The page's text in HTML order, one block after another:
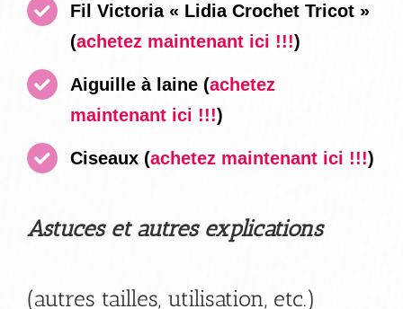
Fil Victoria « Lidia Crochet Tricot »
(achetez maintenant ici !!!)
Aiguille à laine (achetez
maintenant ici !!!)
Ciseaux (achetez maintenant ici !!!)
Astuces et autres explications
(autres tailles, utilisation, etc.)